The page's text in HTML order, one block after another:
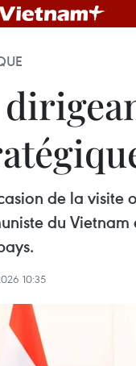
de la visite
du
10:35